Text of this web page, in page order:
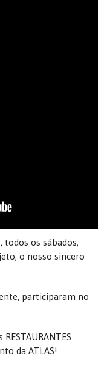
todos os sábados,
o nosso sincero
participaram no
da ATLAS!